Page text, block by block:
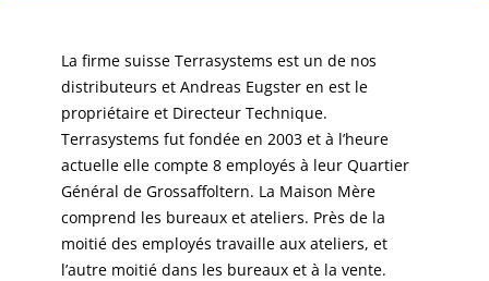
La firme suisse Terrasystems est un de nos
distributeurs et Andreas Eugster en est le
propriétaire et Directeur Technique.
Terrasystems fut fondée en 2003 et à l’heure
actuelle elle compte 8 employés à leur Quartier
Général de Grossaffoltern. La Maison Mère
comprend les bureaux et ateliers. Près de la
moitié des employés travaille aux ateliers, et
l’autre moitié dans les bureaux et à la vente.